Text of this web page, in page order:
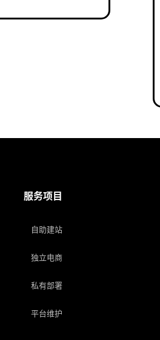
服务项目
自助建站
独立电商
私有部署
平台维护